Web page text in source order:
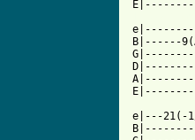
B|------
e|---21(-